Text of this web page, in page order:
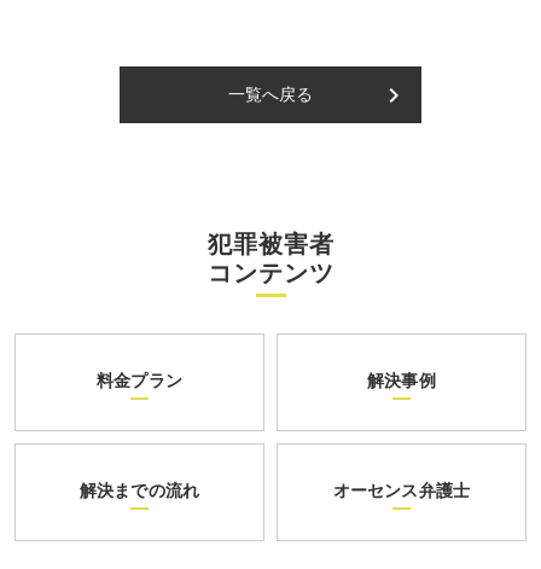
一覧へ戻る keyboard_arrow_right
犯罪被害者
コンテンツ
料金プラン 解決事例
解決までの流れ オーセンス弁護士